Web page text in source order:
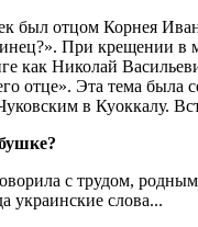
был отцом Корнея
При крещении в
как Николай
отце». Эта тема
в Куоккалу.
с трудом,
украинские слова...